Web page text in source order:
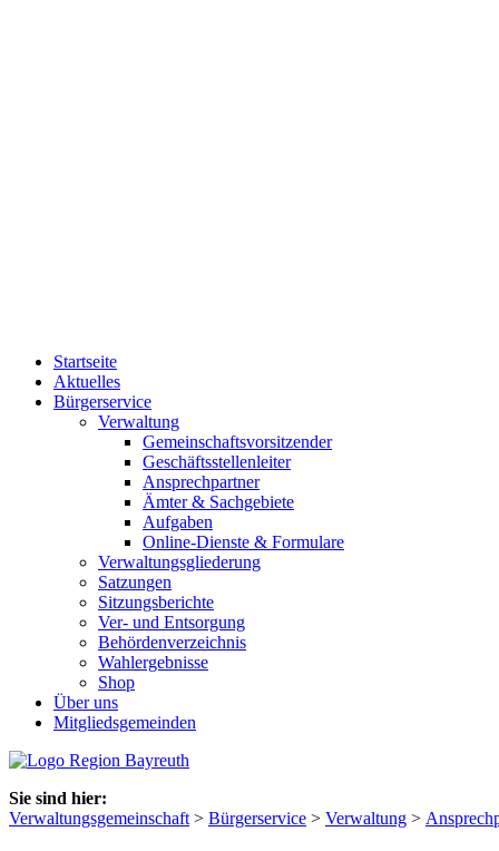
Startseite
Aktuelles
Bürgerservice
Verwaltung
Gemeinschaftsvorsitzender
Geschäftsstellenleiter
Ansprechpartner
Ämter & Sachgebiete
Aufgaben
Online-Dienste & Formulare
Verwaltungsgliederung
Satzungen
Sitzungsberichte
Ver- und Entsorgung
Behördenverzeichnis
Wahlergebnisse
Shop
Über uns
Mitgliedsgemeinden
Sie sind hier:
Verwaltungsgemeinschaft > Bürgerservice > Verwaltung >